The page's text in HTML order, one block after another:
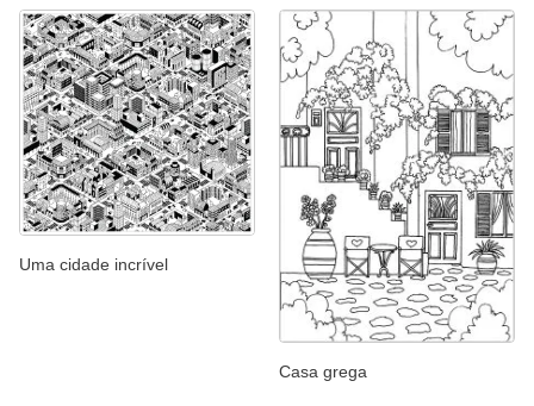
Uma cidade incrível
Casa grega